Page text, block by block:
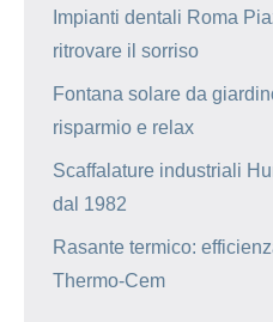
Impianti dentali Roma
ritrovare il sorriso
Fontana solare da
risparmio e relax
Scaffalature industriali
dal 1982
Rasante termico:
Thermo-Cem